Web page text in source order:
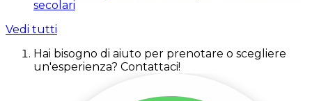
secolari
Vedi tutti
Hai bisogno di aiuto per prenotare o scegliere
un'esperienza? Contattaci!